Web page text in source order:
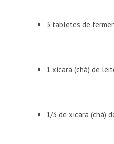
3 tabletes de
1 xícara (chá) de
1/3 de xícara (chá)